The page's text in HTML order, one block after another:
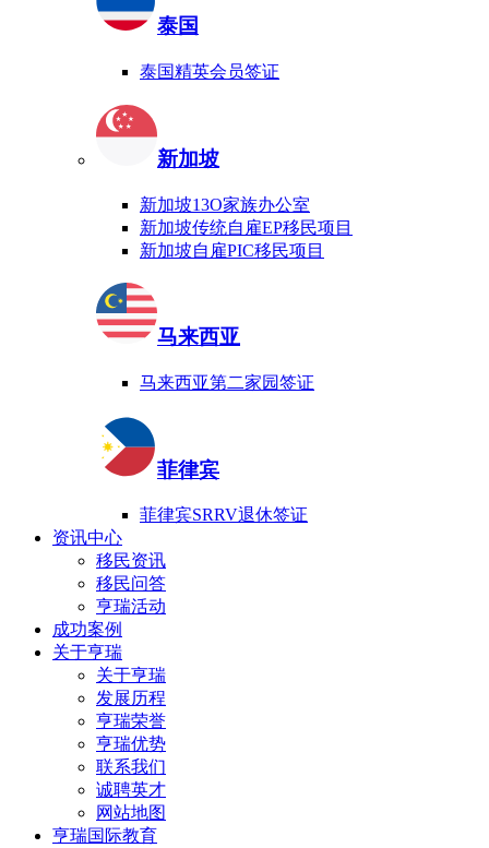
泰国
泰国精英会员签证
新加坡
新加坡13O家族办公室
新加坡传统自雇EP移民项目
新加坡自雇PIC移民项目
马来西亚
马来西亚第二家园签证
菲律宾
菲律宾SRRV退休签证
资讯中心
移民资讯
移民问答
亨瑞活动
成功案例
关于亨瑞
关于亨瑞
发展历程
亨瑞荣誉
亨瑞优势
联系我们
诚聘英才
网站地图
亨瑞国际教育